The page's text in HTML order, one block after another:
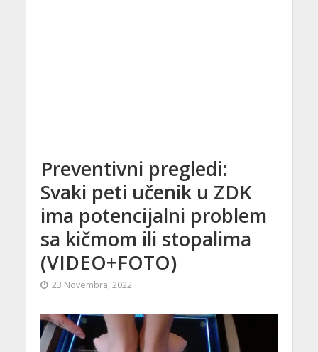
Preventivni pregledi:
Svaki peti učenik u ZDK
ima potencijalni problem
sa kičmom ili stopalima
(VIDEO+FOTO)
23 Novembra, 2022